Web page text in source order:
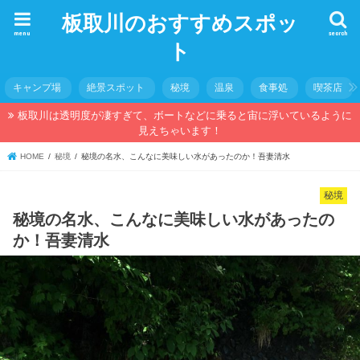
板取川のおすすめスポッ
ト
search
menu
キャンプ場 絶景スポット 秘境 温泉 食事処 喫茶店
板取川は透明度が凄すぎて、ボートなどに乗ると宙に浮いているように
見えちゃいます！
HOME 秘境 秘境の名水、こんなに美味しい水があったのか！吾妻清水
秘境
秘境の名水、こんなに美味しい水があったの
か！吾妻清水